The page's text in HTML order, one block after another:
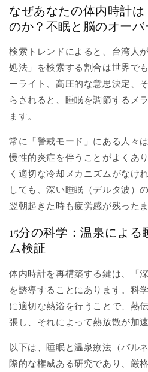
なぜあなたの体内時計
のか？不眠と脳のオー
検索トレンドによると、台湾人
処法」を検索する割合は世界で
ーライト、高圧的な意思決定、
らされると、睡眠を調節するメ
ます。
常に「警戒モード」にある人々
慢性的炎症を伴うことがよくあ
く適切な冷却メカニズムがなけ
しても、深い睡眠（デルタ波）
翌朝起きた時も疲労感が残った
15分の科学：温泉によ
ム検証
体内時計を再構築する鍵は、「
を誘導することにあります。科
に適切な熱浴を行うことで、熱
張し、それによって熱放散が加速
以下は、睡眠と温泉療法（バル
際的な権威ある研究であり、厳